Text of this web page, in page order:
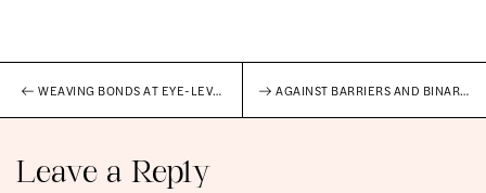
WEAVING BONDS AT EYE-LEVEL: AN INTERVIEW WITH SAMET DURGUN AGAINST BARRIERS AND BINARIES: AN INTERVIEW WITH FATIMA EL-TAYEB
Leave a Reply